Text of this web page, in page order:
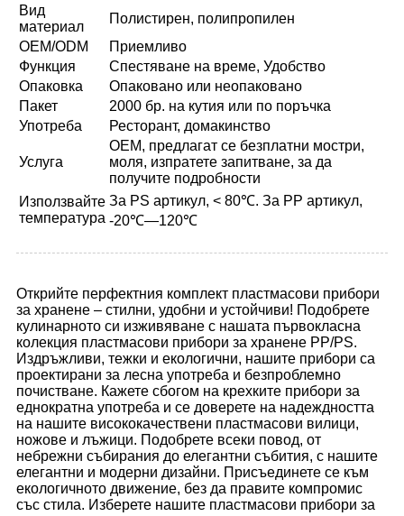
Вид
материал
Полистирен, полипропилен
OEM/ODM
Приемливо
Функция
Спестяване на време, Удобство
Опаковка
Опаковано или неопаковано
Пакет
2000 бр. на кутия или по поръчка
Употреба
Ресторант, домакинство
Услуга
OEM, предлагат се безплатни мостри,
моля, изпратете запитване, за да
получите подробности
Използвайте
температура
За PS артикул, < 80℃. За PP артикул,
-20℃—120℃
Открийте перфектния комплект пластмасови прибори
за хранене – стилни, удобни и устойчиви! Подобрете
кулинарното си изживяване с нашата първокласна
колекция пластмасови прибори за хранене PP/PS.
Издръжливи, тежки и екологични, нашите прибори са
проектирани за лесна употреба и безпроблемно
почистване. Кажете сбогом на крехките прибори за
еднократна употреба и се доверете на надеждността
на нашите висококачествени пластмасови вилици,
ножове и лъжици. Подобрете всеки повод, от
небрежни събирания до елегантни събития, с нашите
елегантни и модерни дизайни. Присъединете се към
екологичното движение, без да правите компромис
със стила. Изберете нашите пластмасови прибори за